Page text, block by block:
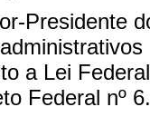
Presidente
a Lei
Federal nº